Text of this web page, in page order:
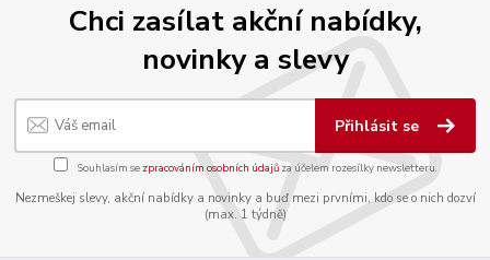
Chci zasílat akční nabídky,
novinky a slevy
Přihlásit se
Souhlasím se zpracováním osobních údajůza účelem rozesílky newsletteru.
Nezmeškej slevy, akční nabídky a novinky a buď mezi prvními, kdo se o nich dozví
(max. 1 týdně)